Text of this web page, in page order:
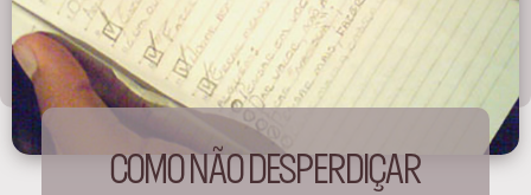
COMO NÃO DESPERDIÇAR